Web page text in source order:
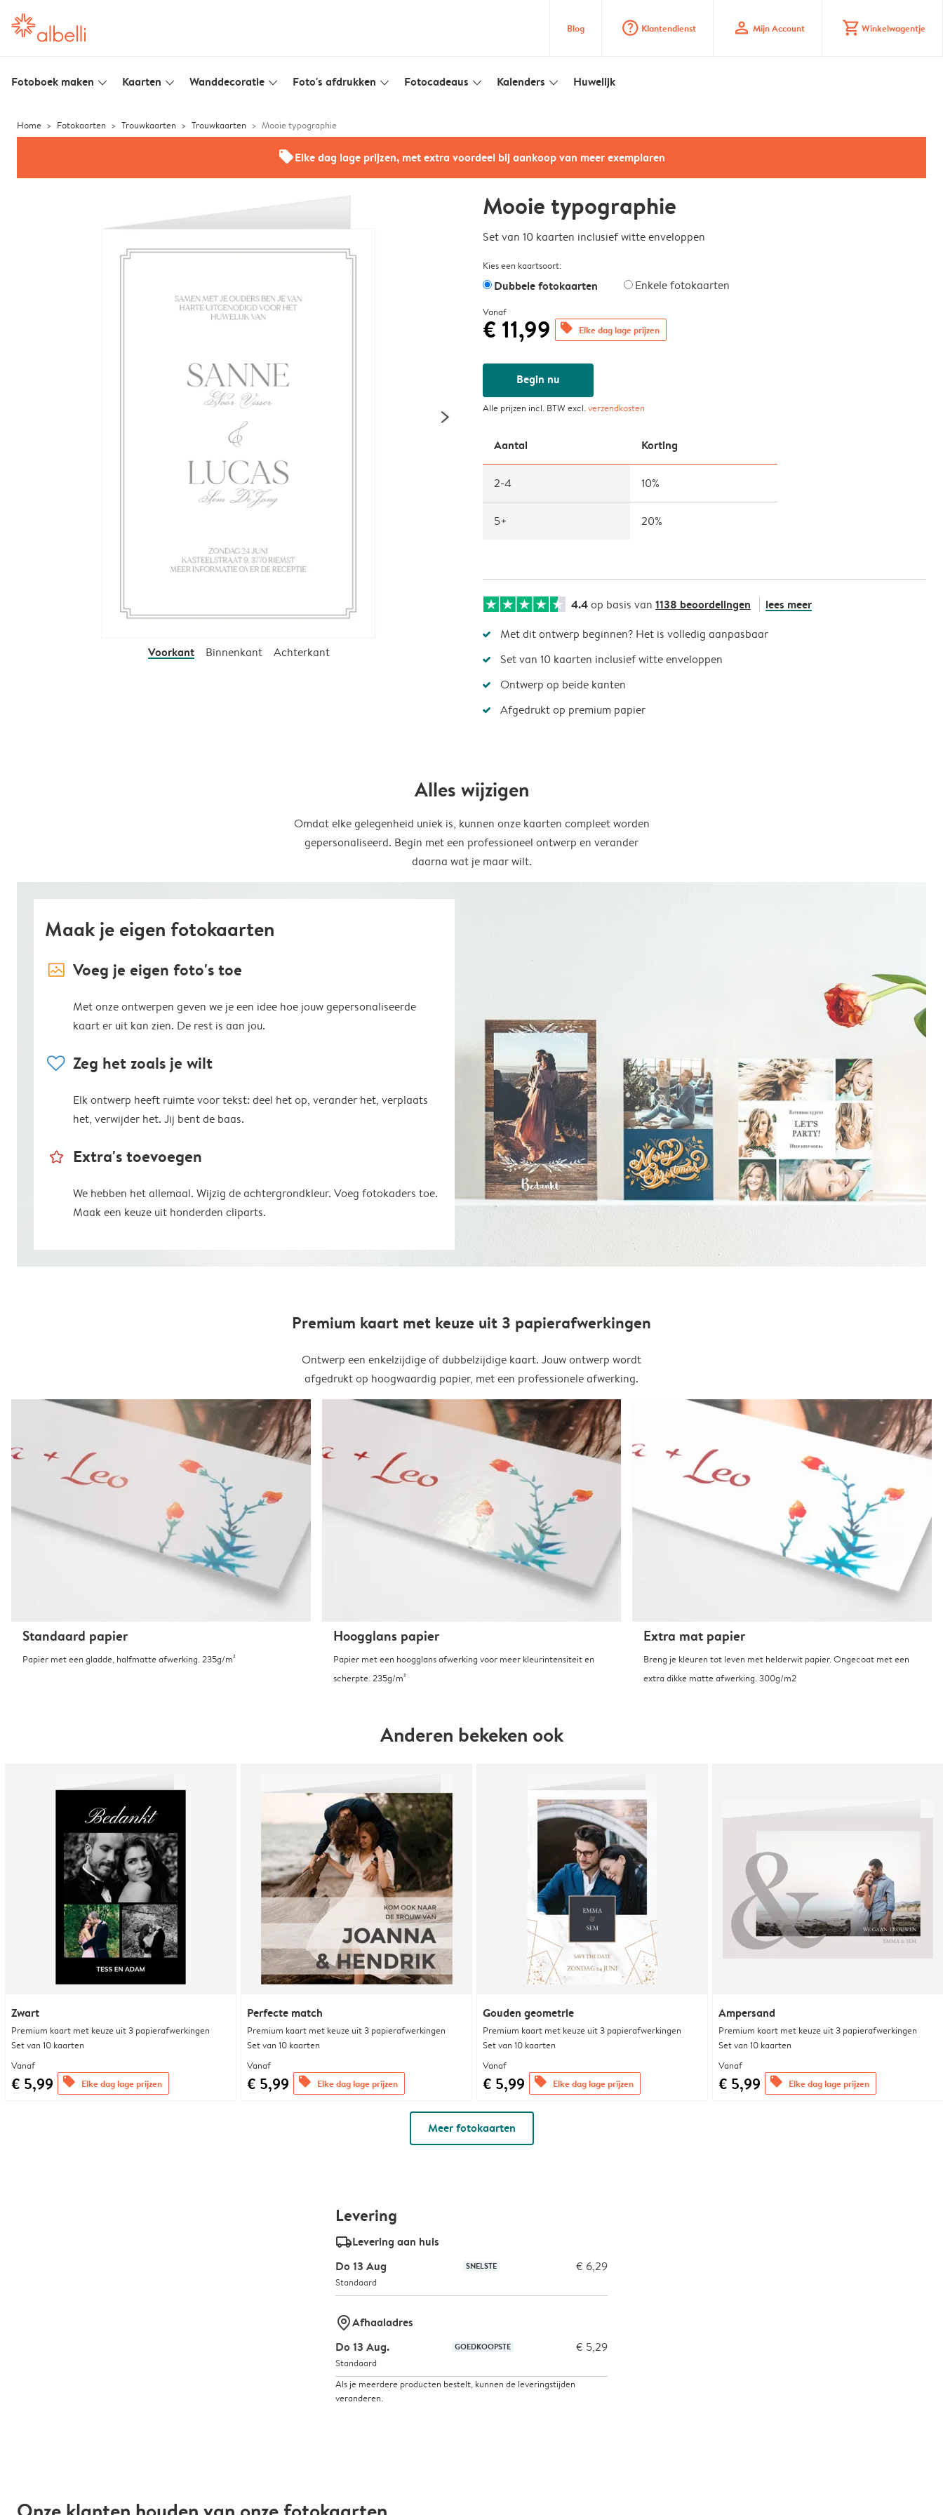
Blog question_mark_circle Klantendienst profile Mijn Account shopping_cart Winkelwagentje
Fotoboek maken slim_arrow_down Kaarten slim_arrow_down Wanddecoratie slim_arrow_down Foto's afdrukken slim_arrow_down Fotocadeaus slim_arrow_down Kalenders slim_arrow_down Huwelijk
Home Fotokaarten Trouwkaarten Trouwkaarten Mooie typographie
offersElke dag lage prijzen, met extra voordeel bij aankoop van meer exemplaren
Voorkant Binnenkant Achterkant
Mooie typographie
Set van 10 kaarten inclusief witte enveloppen
Kies een kaartsoort:
Dubbele fotokaarten Enkele fotokaarten
Vanaf
€ 11,99 offers Elke dag lage prijzen
Begin nu
Alle prijzen incl. BTW excl.verzendkosten
Aantal Korting
2-4 10%
5+ 20%
4.4op basis van 1138 beoordelingen lees meer
Met dit ontwerp beginnen? Het is volledig aanpasbaar
Set van 10 kaarten inclusief witte enveloppen
Ontwerp op beide kanten
Afgedrukt op premium papier
Alles wijzigen
Omdat elke gelegenheid uniek is, kunnen onze kaarten compleet worden
gepersonaliseerd. Begin met een professioneel ontwerp en verander
daarna wat je maar wilt.
Maak je eigen fotokaarten
image_placeholder Voeg je eigen foto's toe
Met onze ontwerpen geven we je een idee hoe jouw gepersonaliseerde
kaart er uit kan zien. De rest is aan jou.
heart Zeg het zoals je wilt
Elk ontwerp heeft ruimte voor tekst: deel het op, verander het, verplaats
het, verwijder het. Jij bent de baas.
star_outline Extra's toevoegen
We hebben het allemaal. Wijzig de achtergrondkleur. Voeg fotokaders toe.
Maak een keuze uit honderden cliparts.
Premium kaart met keuze uit 3 papierafwerkingen
Ontwerp een enkelzijdige of dubbelzijdige kaart. Jouw ontwerp wordt
afgedrukt op hoogwaardig papier, met een professionele afwerking.
Standaard papier
Papier met een gladde, halfmatte afwerking. 235g/m²
Hoogglans papier
Papier met een hoogglans afwerking voor meer kleurintensiteit en
scherpte. 235g/m²
Extra mat papier
Breng je kleuren tot leven met helderwit papier. Ongecoat met een
extra dikke matte afwerking. 300g/m2
Anderen bekeken ook
Zwart
Premium kaart met keuze uit 3 papierafwerkingen
Set van 10 kaarten
Vanaf
€ 5,99 offers Elke dag lage prijzen
Perfecte match
Premium kaart met keuze uit 3 papierafwerkingen
Set van 10 kaarten
Vanaf
€ 5,99 offers Elke dag lage prijzen
Gouden geometrie
Premium kaart met keuze uit 3 papierafwerkingen
Set van 10 kaarten
Vanaf
€ 5,99 offers Elke dag lage prijzen
Ampersand
Premium kaart met keuze uit 3 papierafwerkingen
Set van 10 kaarten
Vanaf
€ 5,99 offers Elke dag lage prijzen
Meer fotokaarten
Levering
delivery_standard_v2Levering aan huis
Do 13 Aug
SNELSTE € 6,29
Standaard
marker-pinAfhaaladres
Do 13 Aug.
GOEDKOOPSTE € 5,29
Standaard
Als je meerdere producten bestelt, kunnen de leveringstijden
veranderen.